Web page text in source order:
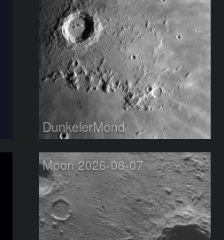
DunkelerMond
Moon 2026-08-07